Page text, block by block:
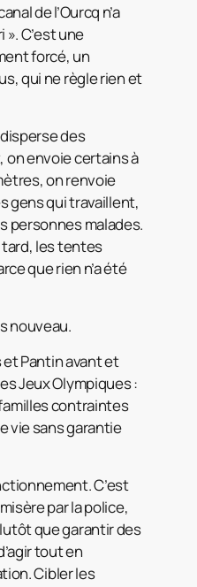
de l’Ourcq n’a
». C’est une
forcé, un
qui ne règle rien et
disperse des
on envoie certains à
on renvoie
gens qui travaillent,
personnes malades.
les tentes
que rien n’a été
nouveau.
et Pantin avant et
Jeux Olympiques :
contraintes
vie sans garantie
C’est
par la police,
que garantir des
tout en
Cibler les